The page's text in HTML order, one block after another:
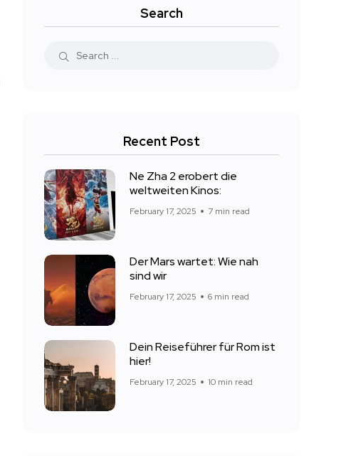
Search
Recent Post
Ne Zha 2 erobert die
weltweiten Kinos:
February 17, 2025 7 min read
Der Mars wartet: Wie nah
sind wir
February 17, 2025 6 min read
Dein Reiseführer für Rom ist
hier!
February 17, 2025 10 min read